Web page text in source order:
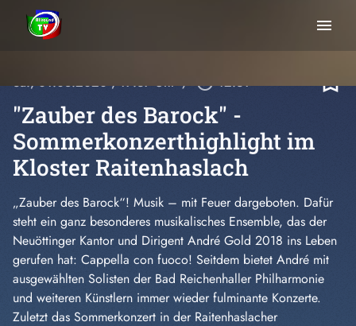
menu
Sa., 01.08.2020, 17:37 Uhr / play_circle_outline12:31 bookmark_border
"Zauber des Barock" -
Sommerkonzerthighlight im
Kloster Raitenhaslach
„Zauber des Barock“! Musik – mit Feuer dargeboten. Dafür
steht ein ganz besonderes musikalisches Ensemble, das der
Neuöttinger Kantor und Dirigent André Gold 2018 ins Leben
gerufen hat: Cappella con fuoco! Seitdem bietet André mit
ausgewählten Solisten der Bad Reichenhaller Philharmonie
und weiteren Künstlern immer wieder fulminante Konzerte.
Zuletzt das Sommerkonzert in der Raitenhaslacher